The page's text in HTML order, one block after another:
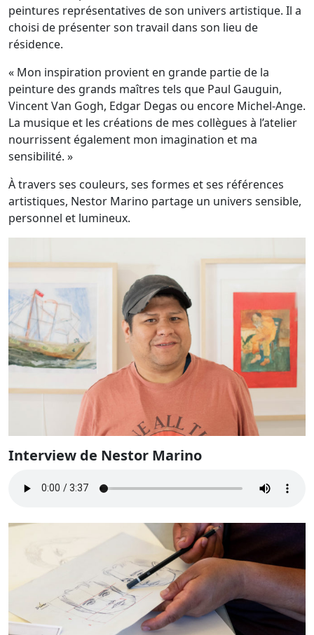
peintures représentatives de son univers artistique. Il a
choisi de présenter son travail dans son lieu de
résidence.
« Mon inspiration provient en grande partie de la
peinture des grands maîtres tels que Paul Gauguin,
Vincent Van Gogh, Edgar Degas ou encore Michel-Ange.
La musique et les créations de mes collègues à l’atelier
nourrissent également mon imagination et ma
sensibilité. »
À travers ses couleurs, ses formes et ses références
artistiques, Nestor Marino partage un univers sensible,
personnel et lumineux.
Interview de Nestor Marino